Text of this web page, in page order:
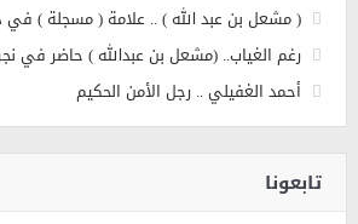
( مشعل بن عبد الله ) .. علامة ( مسجلة ) في
رغم الغياب.. (مشعل بن عبدالله ) حاضر في
أحمد الغفيلي .. رجل الأمن الحكيم
تابعونا